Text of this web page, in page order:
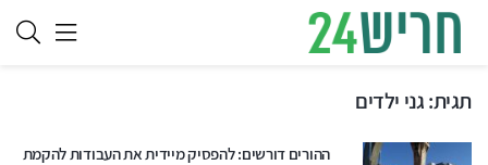
תגית:גני ילדים
ההורים דורשים: להפסיק מיידית את העבודות להקמת